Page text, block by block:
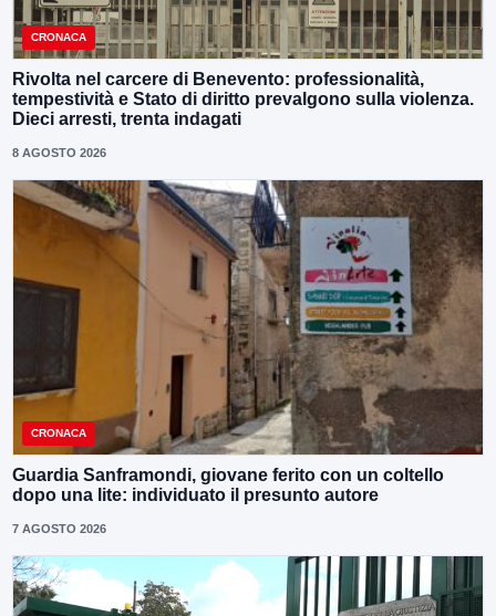
CRONACA
Rivolta nel carcere di Benevento: professionalità,
tempestività e Stato di diritto prevalgono sulla violenza.
Dieci arresti, trenta indagati
8 AGOSTO 2026
CRONACA
Guardia Sanframondi, giovane ferito con un coltello
dopo una lite: individuato il presunto autore
7 AGOSTO 2026